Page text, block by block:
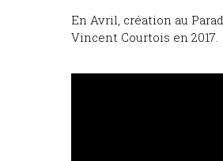
En Avril, création au
Vincent Courtois en 2017.